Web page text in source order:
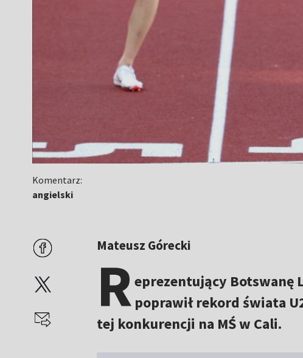
Komentarz:
angielski
Mateusz Górecki
Reprezentujący Botswanę
poprawił rekord świata
tej konkurencji na MŚ w Cali.